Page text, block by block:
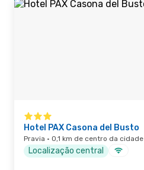
Hotel PAX Casona del Busto
Pravia · 0,1 km de centro da cidade
Localização central